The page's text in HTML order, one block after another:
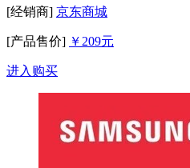
[经销商] 京东商城
[产品售价] ￥209元
进入购买